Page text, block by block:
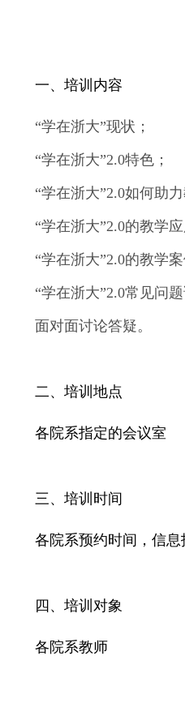
一、培训内容
“学在浙大”现状；
“学在浙大”2.0特色；
“学在浙大”2.0如何助
“学在浙大”2.0的教学
“学在浙大”2.0的教学
“学在浙大”2.0常见问题
面对面讨论答疑。
二、培训地点
各院系指定的会议室
三、培训时间
各院系预约时间，信息
四、培训对象
各院系教师